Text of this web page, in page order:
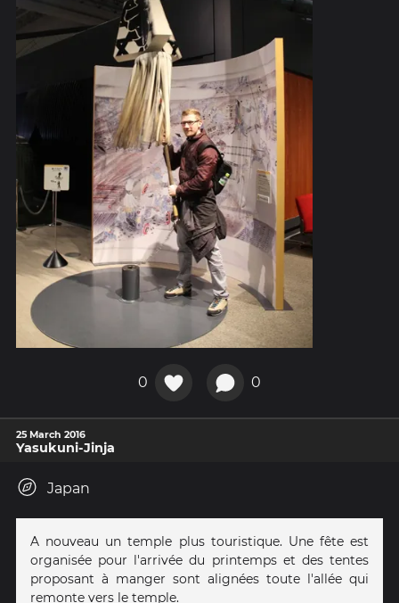
0 0
25 March 2016
Yasukuni-Jinja
Japan
A nouveau un temple plus touristique. Une fête est
organisée pour l'arrivée du printemps et des tentes
proposant à manger sont alignées toute l'allée qui
remonte vers le temple.